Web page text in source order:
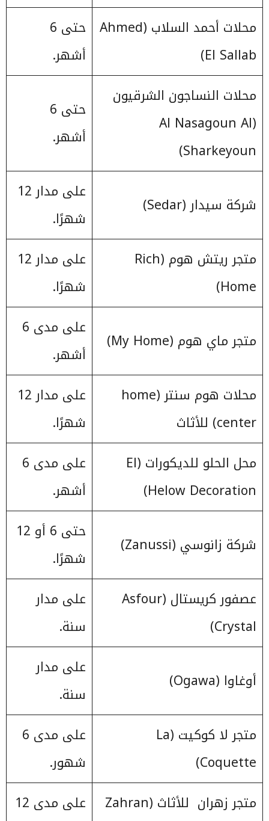
محلات أحمد السلاب (Ahmed
El Sallab)
حتى 6
أشهر.
محلات النساجون الشرقيون
(Al Nasagoun Al
Sharkeyoun)
حتى 6
أشهر.
شركة سيدار (Sedar)
على مدار 12
شهرًا.
متجر ريتش هوم (Rich
Home)
على مدار 12
شهرًا.
متجر ماي هوم (My Home)
على مدى 6
أشهر.
محلات هوم سنتر (home
center) للأثاث
على مدار 12
شهرًا.
محل الحلو للديكورات (El
Helow Decoration)
على مدى 6
أشهر.
شركة زانوسي (Zanussi)
حتى 6 أو 12
شهرًا.
عصفور كريستال (Asfour
Crystal)
على مدار
سنة.
أوغاوا (Ogawa)
على مدار
سنة.
متجر لا كوكيت (La
Coquette)
على مدى 6
شهور.
متجر زهران للأثاث (Zahran
على مدى 12